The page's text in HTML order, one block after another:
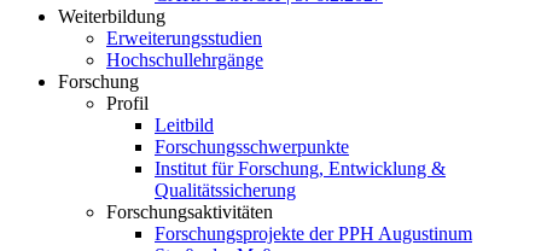
Weiterbildung
Erweiterungsstudien
Hochschullehrgänge
Forschung
Profil
Leitbild
Forschungsschwerpunkte
Institut für Forschung, Entwicklung &
Qualitätssicherung
Forschungsaktivitäten
Forschungsprojekte der PPH Augustinum